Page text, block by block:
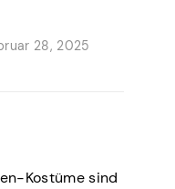
28, 2025
Kostüme sind